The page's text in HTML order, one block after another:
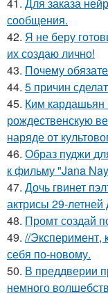
сообщения.
42. Я не беру
их создаю лично!
43. Почему
44. 5 причин
45. Ким
рождественскую
наряде от
46. Образ пуджи
к фильму "Jana
47. Дочь гвинет
актрисы 29-летней
48. Промт создай
49. //Эксперимент,
себя по-новому.
50. В преддверии
немного